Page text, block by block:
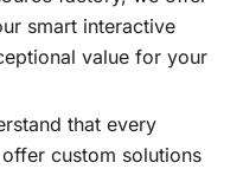
smart interactive
value for your
that every
custom solutions